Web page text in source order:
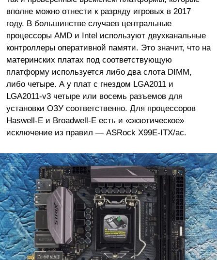
вполне можно отнести к разряду игровых в 2017
году. В большинстве случаев центральные
процессоры AMD и Intel используют двухканальные
контроллеры оперативной памяти. Это значит, что на
материнских платах под соответствующую
платформу используется либо два слота DIMM,
либо четыре. А у плат с гнездом LGA2011 и
LGA2011-v3 четыре или восемь разъемов для
установки ОЗУ соответственно. Для процессоров
Haswell-E и Broadwell-E есть и «экзотическое»
исключение из правил — ASRock X99E-ITX/ac.